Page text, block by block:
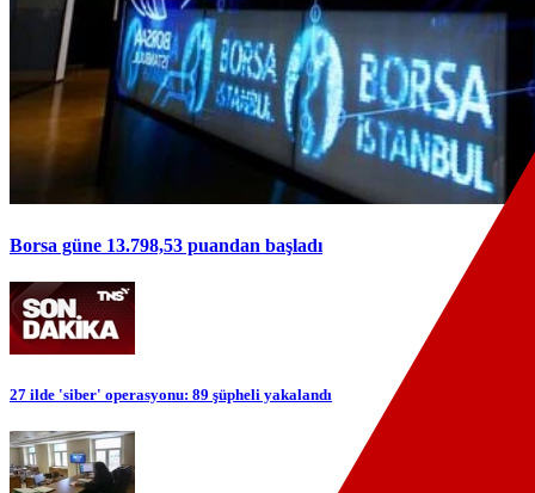
Borsa güne 13.798,53 puandan başladı
27 ilde 'siber' operasyonu: 89 şüpheli yakalandı